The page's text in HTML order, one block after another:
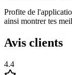
Profite de
ainsi montrer tes
Avis clients
4.4